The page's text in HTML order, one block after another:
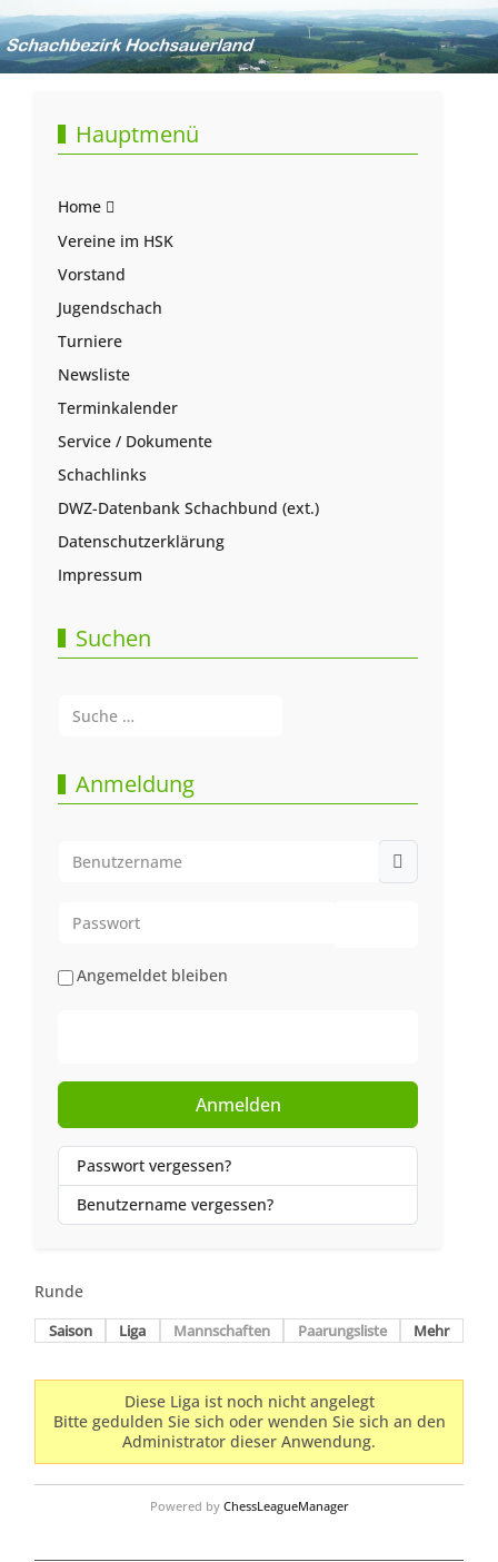
Hauptmenü
Home
Vereine im HSK
Vorstand
Jugendschach
Turniere
Newsliste
Terminkalender
Service / Dokumente
Schachlinks
DWZ-Datenbank Schachbund (ext.)
Datenschutzerklärung
Impressum
Suchen
Anmeldung
Angemeldet bleiben
Anmelden
Passwort vergessen?
Benutzername vergessen?
Runde
Saison Liga Mannschaften Paarungsliste Mehr
Diese Liga ist noch nicht angelegt
Bitte gedulden Sie sich oder wenden Sie sich an den
Administrator dieser Anwendung.
Powered by ChessLeagueManager